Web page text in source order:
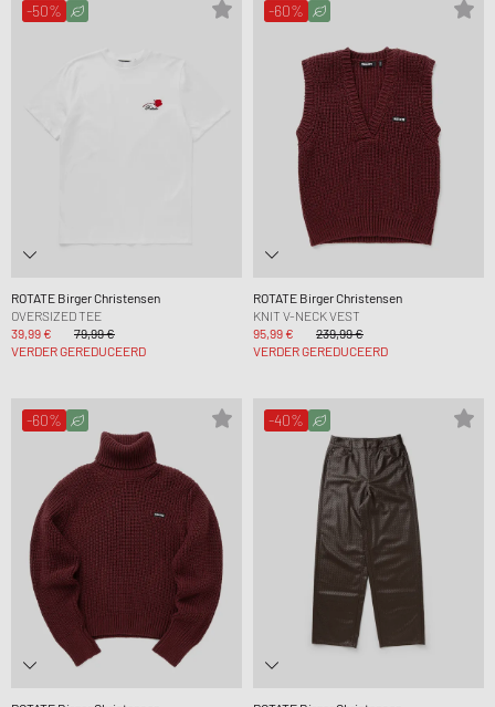
-50%
ROTATE Birger Christensen
OVERSIZED TEE
39,99 €
79,99 €
VERDER GEREDUCEERD
-60%
ROTATE Birger Christensen
KNIT V-NECK VEST
95,99 €
239,99 €
VERDER GEREDUCEERD
-60% -40%